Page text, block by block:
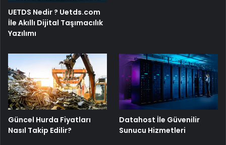
UETDS Nedir ? Uetds.com
İle Akıllı Dijital Taşımacılık
Yazılımı
Güncel Hurda Fiyatları
Nasıl Takip Edilir?
Datahost İle Güvenilir
Sunucu Hizmetleri